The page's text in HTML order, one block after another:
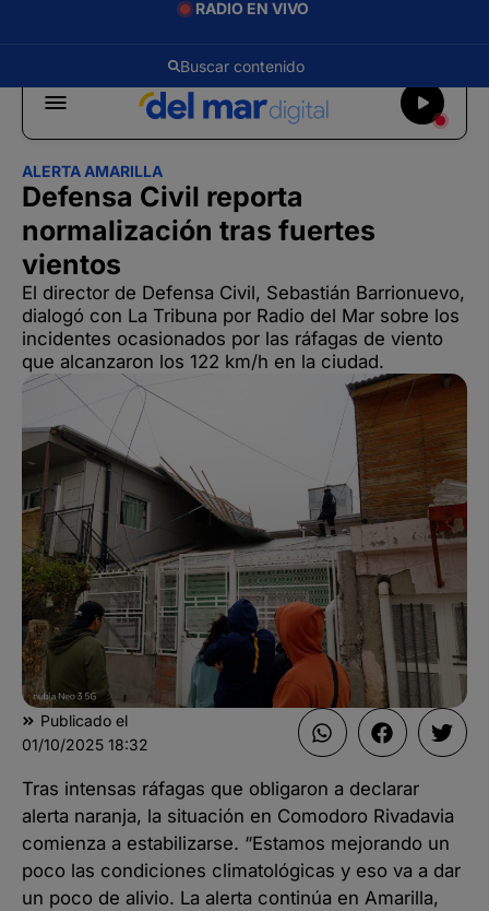
RADIO EN VIVO
ALERTA AMARILLA
Defensa Civil reporta
normalización tras fuertes
vientos
El director de Defensa Civil, Sebastián Barrionuevo,
dialogó con La Tribuna por Radio del Mar sobre los
incidentes ocasionados por las ráfagas de viento
que alcanzaron los 122 km/h en la ciudad.
Publicado el
01/10/2025 18:32
Tras intensas ráfagas que obligaron a declarar
alerta naranja, la situación en Comodoro Rivadavia
comienza a estabilizarse. “Estamos mejorando un
poco las condiciones climatológicas y eso va a dar
un poco de alivio. La alerta continúa en Amarilla,